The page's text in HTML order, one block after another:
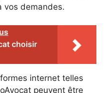
vos demandes.
choisir
internet telles
peuvent être